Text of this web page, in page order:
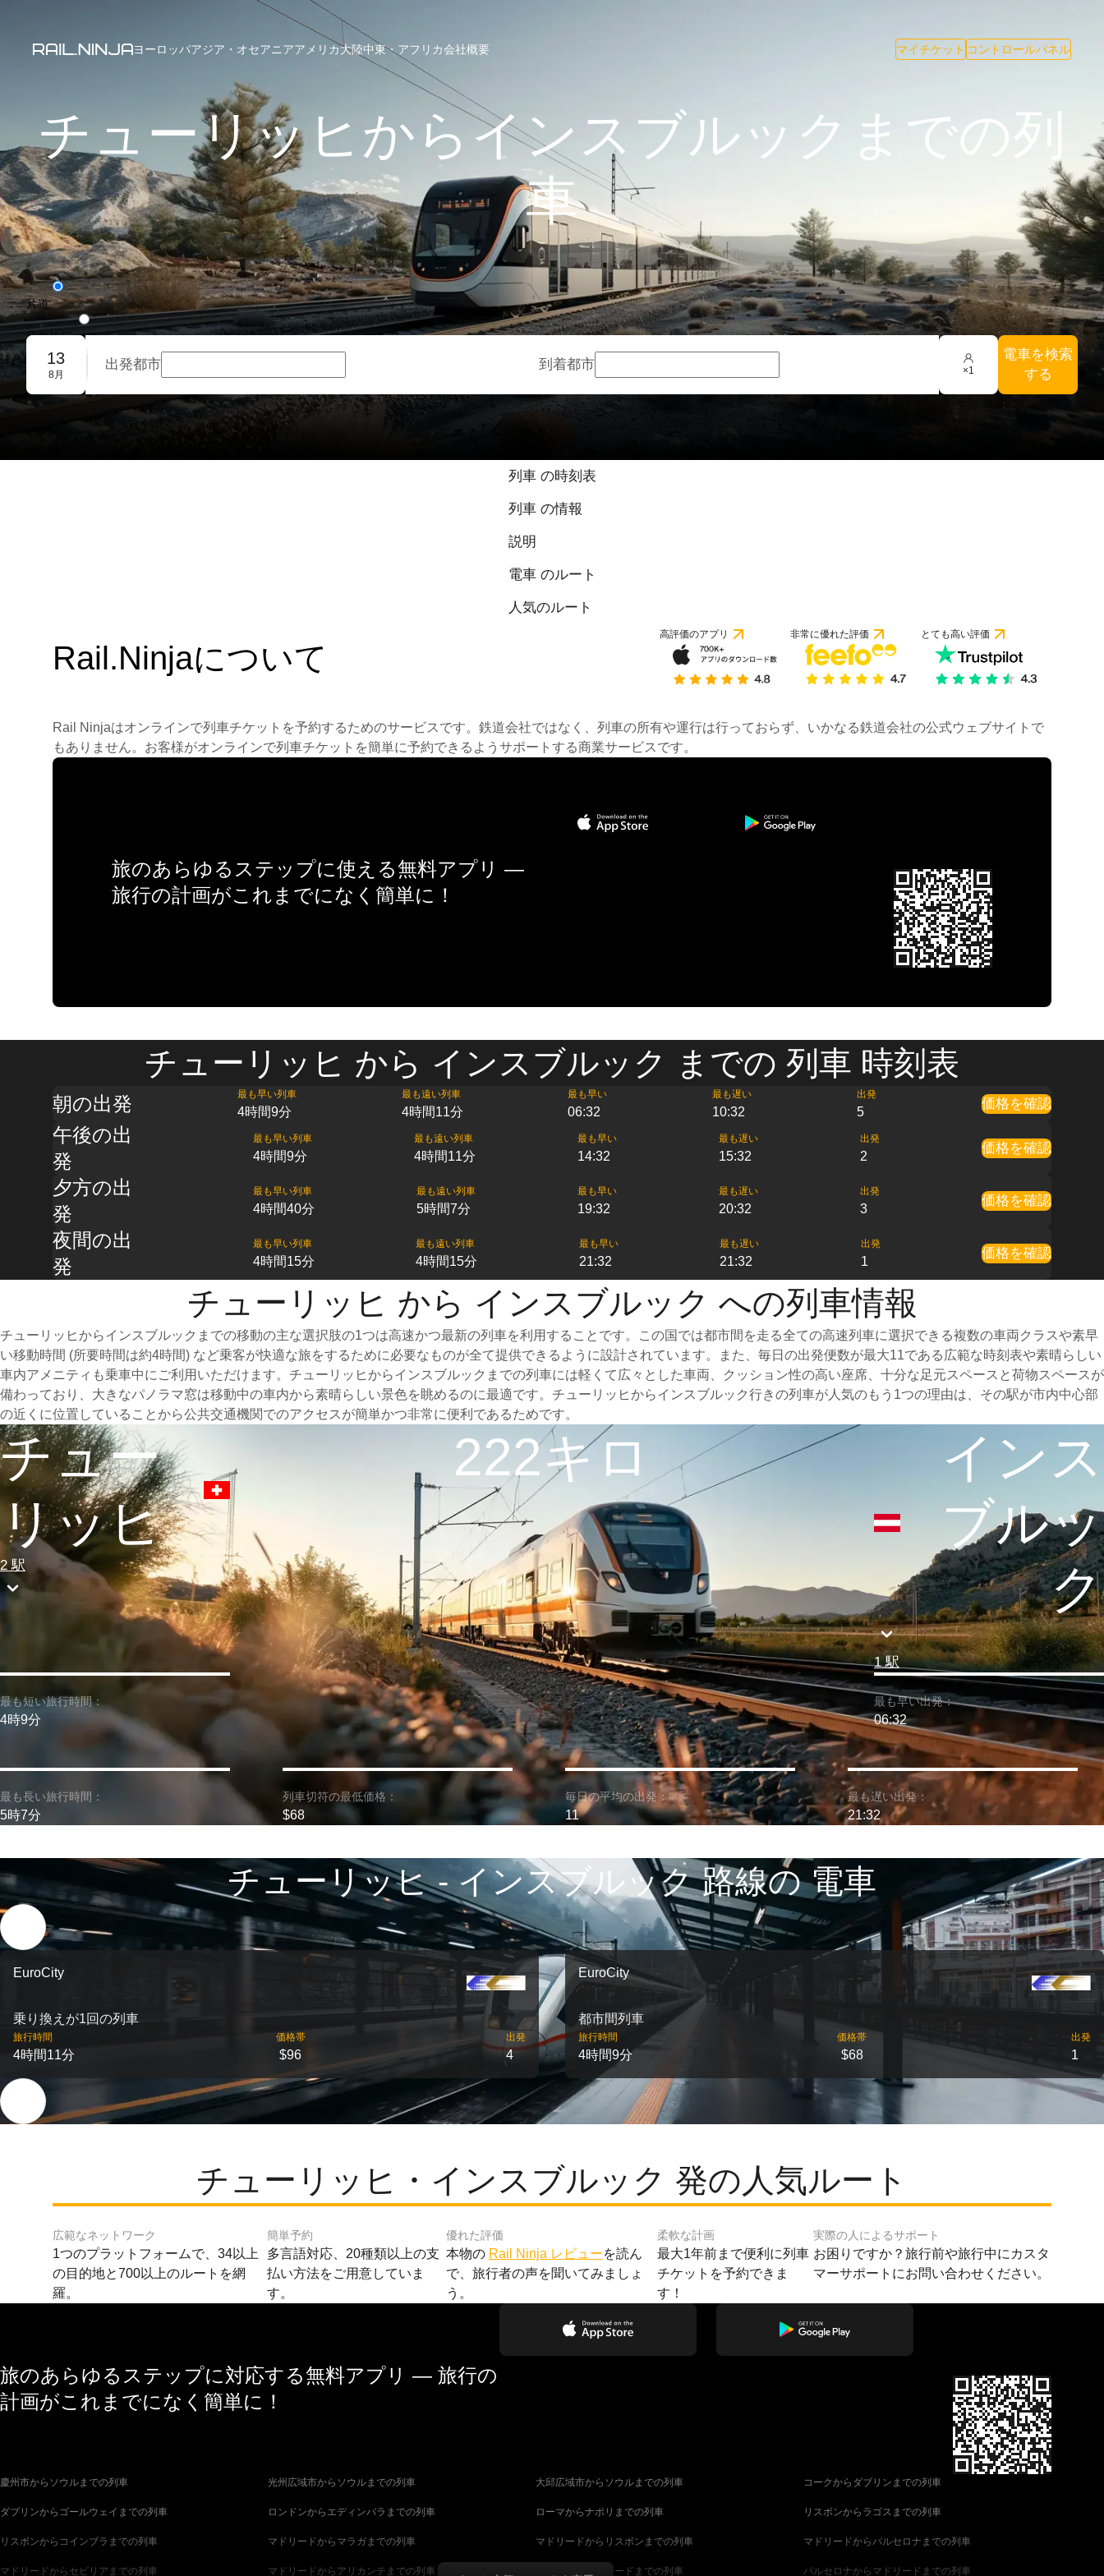
ヨーロッパアジア・オセアニアアメリカ大陸中東・アフリカ会社概要 マイチケット コントロールパネル
チューリッヒからインスブルックまでの列
車
片道
往復旅行
団体予約
13
8月
出発都市 到着都市 ×1
電車を検索
する
列車 の時刻表
列車 の情報
説明
電車 のルート
人気のルート
Rail.Ninjaについて
高評価のアプリ 非常に優れた評価 とても高い評価
Rail Ninjaはオンラインで列車チケットを予約するためのサービスです。鉄道会社ではなく、列車の所有や運行は行っておらず、いかなる鉄道会社の公式ウェブサイトで
もありません。お客様がオンラインで列車チケットを簡単に予約できるようサポートする商業サービスです。
旅のあらゆるステップに使える無料アプリ —
旅行の計画がこれまでになく簡単に！
チューリッヒ から インスブルック までの 列車 時刻表
朝の出発 最も早い列車
4時間9分
最も遠い列車
4時間11分
最も早い
06:32
最も遅い
10:32
出発
5
価格を確認
午後の出
発
最も早い列車
4時間9分
最も遠い列車
4時間11分
最も早い
14:32
最も遅い
15:32
出発
2
価格を確認
夕方の出
発
最も早い列車
4時間40分
最も遠い列車
5時間7分
最も早い
19:32
最も遅い
20:32
出発
3
価格を確認
夜間の出
発
最も早い列車
4時間15分
最も遠い列車
4時間15分
最も早い
21:32
最も遅い
21:32
出発
1
価格を確認
チューリッヒ から インスブルック への列車情報
チューリッヒからインスブルックまでの移動の主な選択肢の1つは高速かつ最新の列車を利用することです。この国では都市間を走る全ての高速列車に選択できる複数の車両クラスや素早
い移動時間 (所要時間は約4時間) など乗客が快適な旅をするために必要なものが全て提供できるように設計されています。また、毎日の出発便数が最大11である広範な時刻表や素晴らしい
車内アメニティも乗車中にご利用いただけます。チューリッヒからインスブルックまでの列車には軽くて広々とした車両、クッション性の高い座席、十分な足元スペースと荷物スペースが
備わっており、大きなパノラマ窓は移動中の車内から素晴らしい景色を眺めるのに最適です。チューリッヒからインスブルック行きの列車が人気のもう1つの理由は、その駅が市内中心部
の近くに位置していることから公共交通機関でのアクセスが簡単かつ非常に便利であるためです。
チュー
リッヒ
2 駅
222キロ
インス
ブルッ
ク
1 駅
最も短い旅行時間：
4時9分
最も早い出発：
06:32
最も長い旅行時間：
5時7分
列車切符の最低価格：
$68
毎日の平均の出発：
11
最も遅い出発：
21:32
チューリッヒ - インスブルック 路線の 電車
EuroCity
乗り換えが1回の列車
旅行時間
4時間11分
価格帯
$96
出発
4
EuroCity
都市間列車
旅行時間
4時間9分
価格帯
$68
出発
1
チューリッヒ・インスブルック 発の人気ルート
広範なネットワーク
1つのプラットフォームで、34以上
の目的地と700以上のルートを網
羅。
簡単予約
多言語対応、20種類以上の支
払い方法をご用意していま
す。
優れた評価
本物の Rail Ninja レビューを読ん
で、旅行者の声を聞いてみましょ
う。
柔軟な計画
最大1年前まで便利に列車
チケットを予約できま
す！
実際の人によるサポート
お困りですか？旅行前や旅行中にカスタ
マーサポートにお問い合わせください。
旅のあらゆるステップに対応する無料アプリ — 旅行の
計画がこれまでになく簡単に！
慶州市からソウルまでの列車 光州広域市からソウルまでの列車 大邱広域市からソウルまでの列車 コークからダブリンまでの列車
ダブリンからゴールウェイまでの列車 ロンドンからエディンバラまでの列車 ローマからナポリまでの列車 リスボンからラゴスまでの列車
リスボンからコインブラまでの列車 マドリードからマラガまでの列車 マドリードからリスボンまでの列車 マドリードからバルセロナまでの列車
マドリードからセビリアまでの列車 マドリードからアリカンテまでの列車 マラガからマドリードまでの列車 バルセロナからマドリードまでの列車